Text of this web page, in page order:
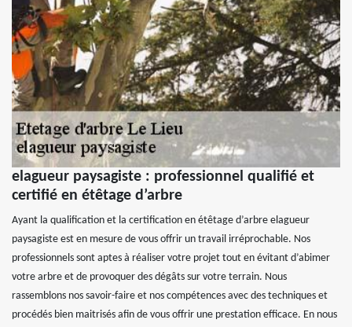
elagueur paysagiste : professionnel qualifié et
certifié en étêtage d’arbre
Ayant la qualification et la certification en étêtage d’arbre elagueur
paysagiste est en mesure de vous offrir un travail irréprochable. Nos
professionnels sont aptes à réaliser votre projet tout en évitant d’abimer
votre arbre et de provoquer des dégâts sur votre terrain. Nous
rassemblons nos savoir-faire et nos compétences avec des techniques et
procédés bien maitrisés afin de vous offrir une prestation efficace. En nous